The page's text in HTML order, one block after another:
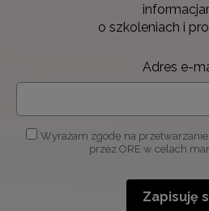
o szkoleniach i
Adres e-
Wyrażam zgodę na
przez ORE w celach
Zapisuję